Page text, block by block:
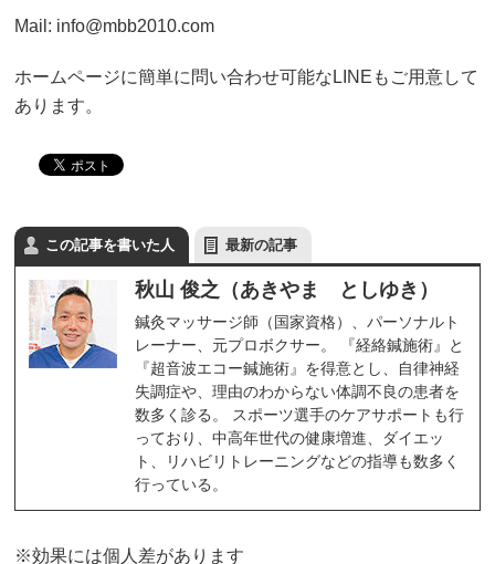
Mail: info@mbb2010.com
ホームページに簡単に問い合わせ可能なLINEもご用意して
あります。
この記事を書いた人 最新の記事
秋山 俊之（あきやま としゆき）
鍼灸マッサージ師（国家資格）、パーソナルト
レーナー、元プロボクサー。 『経絡鍼施術』と
『超音波エコー鍼施術』を得意とし、自律神経
失調症や、理由のわからない体調不良の患者を
数多く診る。 スポーツ選手のケアサポートも行
っており、中高年世代の健康増進、ダイエッ
ト、リハビリトレーニングなどの指導も数多く
行っている。
※効果には個人差があります